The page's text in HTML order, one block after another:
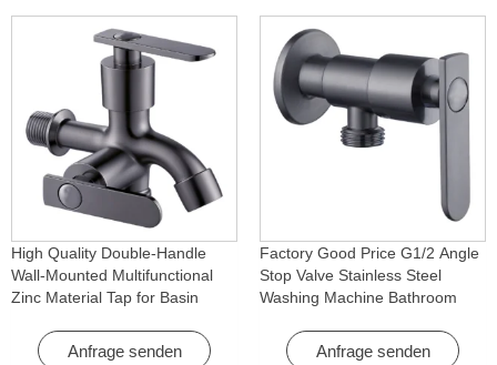
High Quality Double-Handle
Wall-Mounted Multifunctional
Zinc Material Tap for Basin
Homes
Anfrage senden
Factory Good Price G1/2 Angle
Stop Valve Stainless Steel
Washing Machine Bathroom
Apartments & Hotels
Anfrage senden